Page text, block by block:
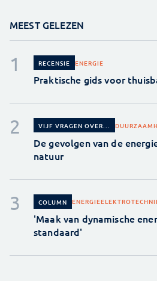
MEEST GELEZEN
RECENSIE ENERGIE
Praktische gids voor
VIJF VRAGEN OVER...
De gevolgen van de
natuur
COLUMN ENERGIE
'Maak van dynamische
standaard'